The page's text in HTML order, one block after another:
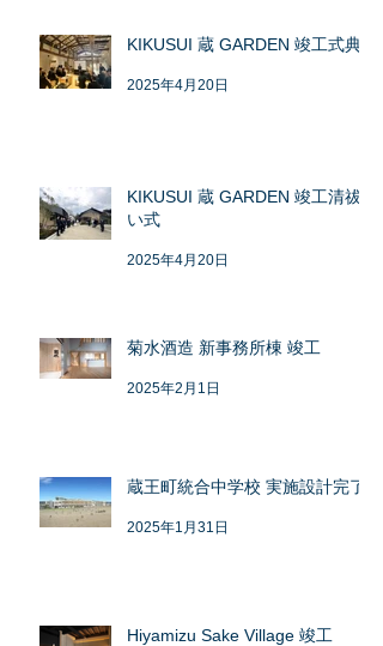
KIKUSUI 蔵 GARDEN 竣工式典
2025年4月20日
KIKUSUI 蔵 GARDEN 竣工清祓
い式
2025年4月20日
菊水酒造 新事務所棟 竣工
2025年2月1日
蔵王町統合中学校 実施設計完了
2025年1月31日
Hiyamizu Sake Village 竣工